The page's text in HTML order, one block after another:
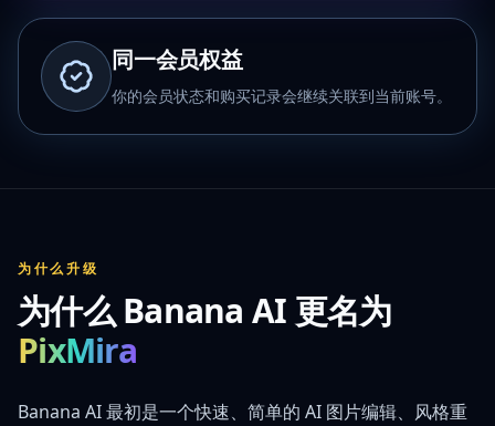
同一会员权益
你的会员状态和购买记录会继续关联到当前账号。
为什么升级
为什么 Banana AI 更名为
PixMira
Banana AI 最初是一个快速、简单的 AI 图片编辑、风格重